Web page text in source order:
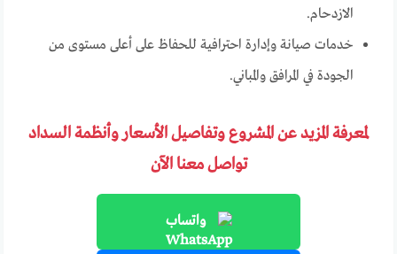
الازدحام.
خدمات صيانة وإدارة احترافية للحفاظ على أعلى مستوى من
الجودة في المرافق والمباني.
لمعرفة المزيد عن المشروع وتفاصيل الأسعار وأنظمة السداد
تواصل معنا الآن
واتساب